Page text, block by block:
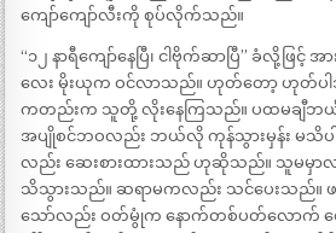
ကျော်ကျော်လီးကို စုပ်လိုက်သည်။
“၁၂ နာရီကျော်နေပြီ၊ ငါဗိုက်ဆာပြီ” ခံလို့ဖြင့်
လေး မိုးယုက ဝင်လာသည်။ ဟုတ်တော့ ဟုတ်ပါ
ကတည်းက သူတို့ လိုးနေကြသည်။ ပထမချီဘယ်ခ
အပျိုစင်ဘဝလည်း ဘယ်လို ကုန်သွားမှန်း မသိပါ။
လည်း ဆေးစားထားသည် ဟုဆိုသည်။ သူမမှာလ
သိသွားသည်။ ဆရာမကလည်း သင်ပေးသည်။ ဖ
သော်လည်း ဝတ်မွုံက နောက်တစ်ပတ်လောက် စေ